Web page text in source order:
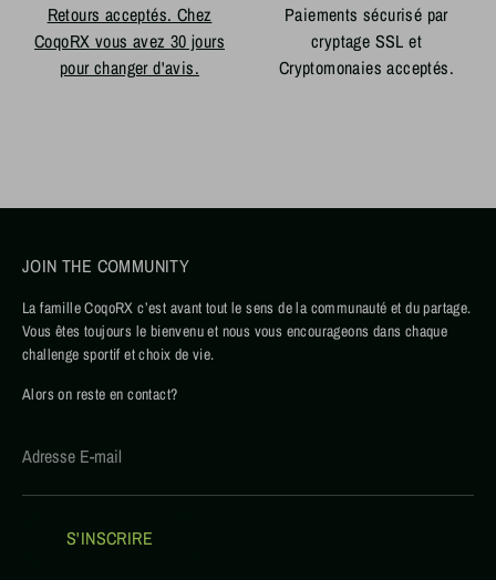
Retours acceptés. Chez
CoqoRX vous avez 30 jours
pour changer d'avis.
Paiements sécurisé par
cryptage SSL et
Cryptomonaies acceptés.
JOIN THE COMMUNITY
La famille CoqoRX c’est avant tout le sens de la communauté et du partage.
Vous êtes toujours le bienvenu et nous vous encourageons dans chaque
challenge sportif et choix de vie.
Alors on reste en contact?
Adresse E-mail
S'INSCRIRE